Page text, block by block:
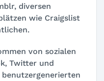
diversen
wie Craigslist
von sozialen
Twitter und